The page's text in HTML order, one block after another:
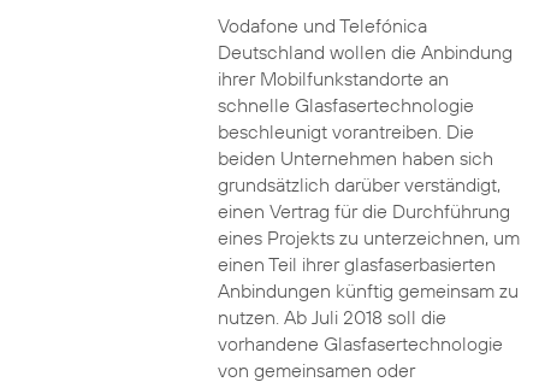
Vodafone und Telefónica
Deutschland wollen die Anbindung
ihrer Mobilfunkstandorte an
schnelle Glasfasertechnologie
beschleunigt vorantreiben. Die
beiden Unternehmen haben sich
grundsätzlich darüber verständigt,
einen Vertrag für die Durchführung
eines Projekts zu unterzeichnen, um
einen Teil ihrer glasfaserbasierten
Anbindungen künftig gemeinsam zu
nutzen. Ab Juli 2018 soll die
vorhandene Glasfasertechnologie
von gemeinsamen oder